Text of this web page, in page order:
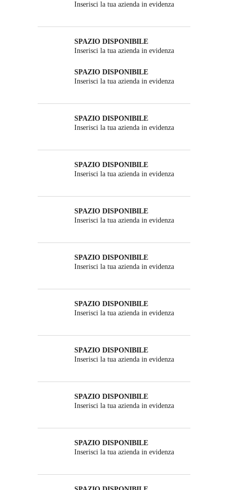
Inserisci la tua azienda in evidenza
SPAZIO DISPONIBILE
Inserisci la tua azienda in evidenza
SPAZIO DISPONIBILE
Inserisci la tua azienda in evidenza
SPAZIO DISPONIBILE
Inserisci la tua azienda in evidenza
SPAZIO DISPONIBILE
Inserisci la tua azienda in evidenza
SPAZIO DISPONIBILE
Inserisci la tua azienda in evidenza
SPAZIO DISPONIBILE
Inserisci la tua azienda in evidenza
SPAZIO DISPONIBILE
Inserisci la tua azienda in evidenza
SPAZIO DISPONIBILE
Inserisci la tua azienda in evidenza
SPAZIO DISPONIBILE
Inserisci la tua azienda in evidenza
SPAZIO DISPONIBILE
Inserisci la tua azienda in evidenza